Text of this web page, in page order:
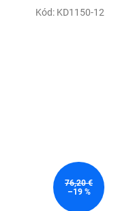
76,20 €
–19 %
Kód: KD1150-12